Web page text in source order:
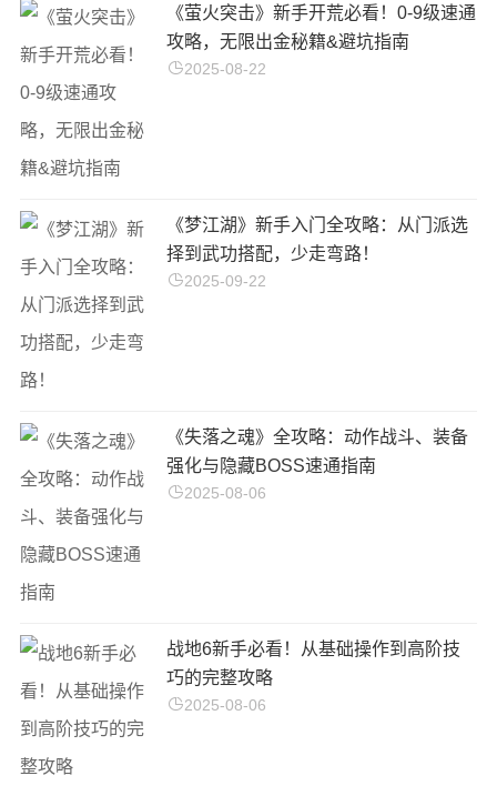
《萤火突击》新手开荒必看！0-9级速通
攻略，无限出金秘籍&避坑指南
2025-08-22
《梦江湖》新手入门全攻略：从门派选
择到武功搭配，少走弯路！
2025-09-22
《失落之魂》全攻略：动作战斗、装备
强化与隐藏BOSS速通指南
2025-08-06
战地6新手必看！从基础操作到高阶技
巧的完整攻略
2025-08-06